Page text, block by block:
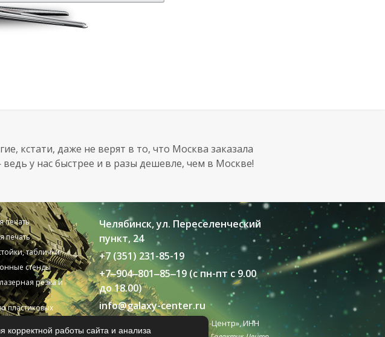
кстати, даже не верят в то, что Москва заказала
у нас быстрее и в разы дешевле, чем в Москве!
печать
печать
таблички
стенды
резка и
пластиковых
Челябинск, ул. Переселенческий
пункт, 24
+7 (351) 231-85-19
+7‒904‒801‒85‒19 (с пн-пт с 9.00
до 18.00)
info@galaxy-center.ru
© 2002 - 2026 ООО «Галактик-Центр», ИНН
работы сайта и анализа